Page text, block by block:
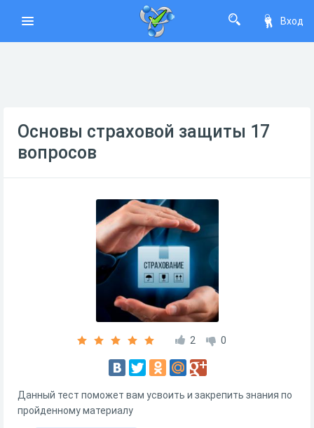
Вход
Основы страховой защиты 17
вопросов
2 0
Данный тест поможет вам усвоить и закрепить знания по
пройденному материалу